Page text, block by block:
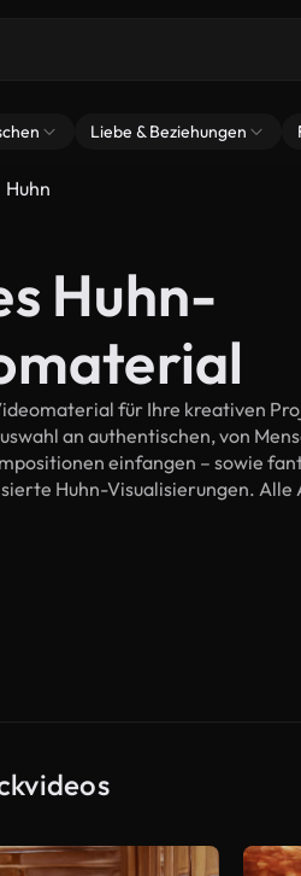
Liebe & Beziehungen
Huhn
Huhn-
für Ihre kreativen
an authentischen, von
einfangen – sowie
Huhn-Visualisierungen. Alle